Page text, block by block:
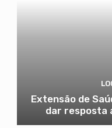
Extensão de
dar resposta